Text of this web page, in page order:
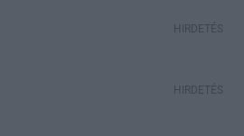
HIRDETÉS
HIRDETÉS